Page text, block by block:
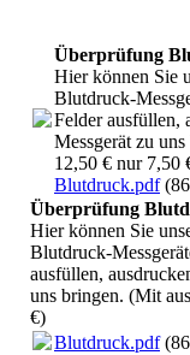
Überprüfung
Hier können Sie
Blutdruck-
Felder ausfüllen,
Messgerät zu
12,50 € nur 7,50
Blutdruck.pdf
Überprüfung
Hier können Sie
Blutdruck-
ausfüllen,
uns bringen. (Mit
€)
Blutdruck.pdf